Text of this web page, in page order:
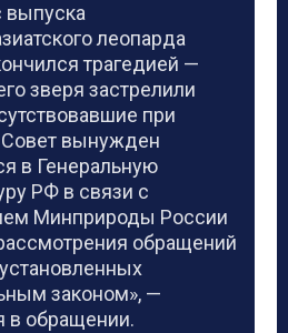
выпуска
леопарда
трагедией —
зверя застрелили
при
вынужден
в Генеральную
РФ в связи с
Минприроды России
обращений
законом», —
в обращении.